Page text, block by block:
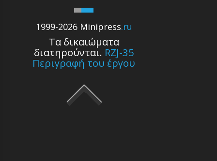
1999-2026 Minipress.ru
Τα δικαιώματα
διατηρούνται. RZJ-35
Περιγραφή του έργου